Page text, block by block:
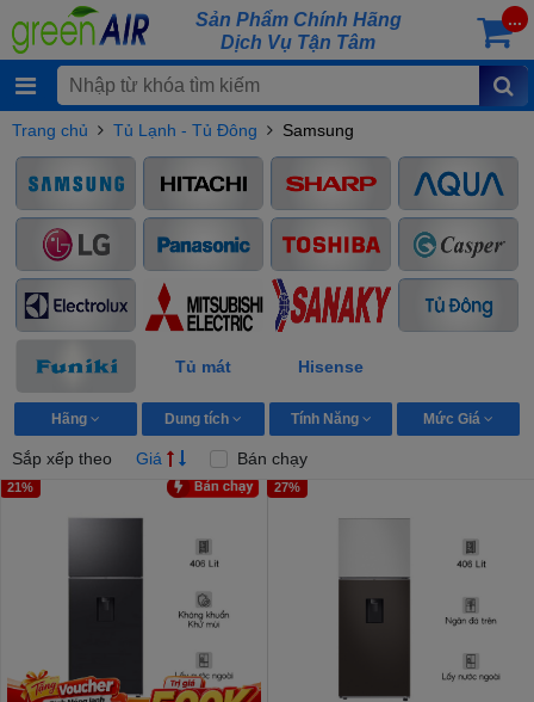
Sản Phẩm Chính Hãng
Dịch Vụ Tận Tâm
...
Trang chủ Tủ Lạnh - Tủ Đông Samsung
Tủ mát Hisense
Hãng Dung tích Tính Năng Mức Giá
Sắp xếp theo Giá Bán chạy
21% 27%